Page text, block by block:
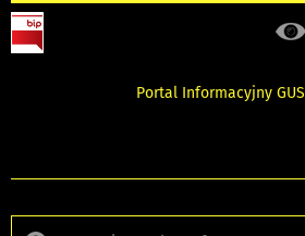
Portal Informacyjny GUS